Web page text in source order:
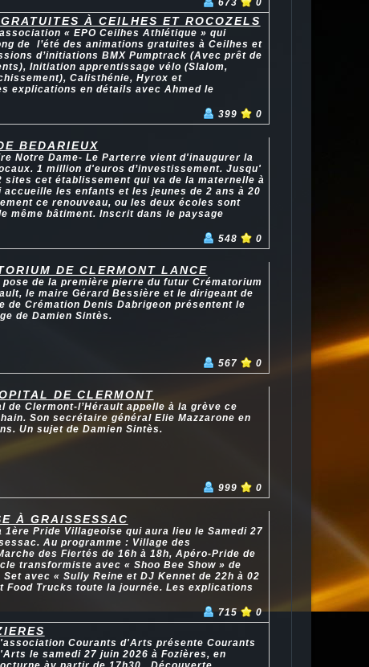
673 0
À CEILHES ET ROCOZELS
« EPO Ceilhes Athlétique » qui
de l’été des animations gratuites à Ceilhes et
d’initiations BMX Pumptrack (Avec prêt de
Initiation apprentissage vélo (Slalom,
Calisthénie, Hyrox et
explications en détails avec Ahmed le
399
0
BEDARIEUX
Notre Dame- Le Parterre vient d'inaugurer la
1 million d'euros d’investissement. Jusqu'
cet établissement qui va de la maternelle à
les enfants et les jeunes de 2 ans à 20
ce renouveau, ou les deux écoles sont
même bâtiment. Inscrit dans le paysage
548
0
DE CLERMONT LANCE
pose de la première pierre du futur Crématorium
le maire Gérard Bessière et le dirigeant de
de Crémation Denis Dabrigeon présentent le
de Damien Sintès.
567 0
DE CLERMONT
de Clermont-l’Hérault appelle à la grève ce
Son secrétaire général Elie Mazzarone en
Un sujet de Damien Sintès.
999 0
À GRAISSESSAC
1ère Pride Villageoise qui aura lieu le Samedi 27
Au programme : Village des
des Fiertés de 16h à 18h, Apéro-Pride de
transformiste avec « Shoo Bee Show » de
Set avec « Sully Reine et DJ Kennet de 22h à 02
Food Trucks toute la journée. Les explications
715
0
Courants d'Arts présente Courants
le samedi 27 juin 2026 à Fozières, en